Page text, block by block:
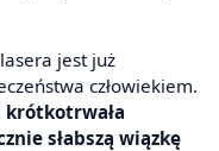
jest już
człowiekiem.
krótkotrwała
słabszą wiązkę